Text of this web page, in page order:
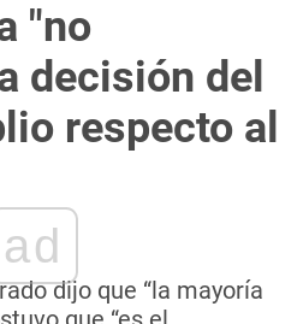
"no
decisión del
respecto al
ad
dijo que “la mayoría